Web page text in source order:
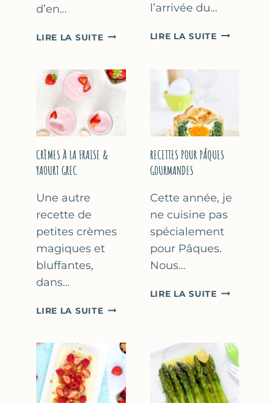
d’en…
LIRE LA SUITEGÂTEAU
FRAISES
l’arrivée du…
LIRE LA SUITEDESSERTS
DES
MÈRES
DES
CRÈMES À LA FRAISE &
YAOURT GREC
Une autre
recette de
petites crèmes
magiques et
bluffantes,
dans…
LIRE LA SUITECRÈMES
FRAISE
YAOURT
GREC
RECETTES POUR PÂQUES
GOURMANDES
Cette année, je
ne cuisine pas
spécialement
pour Pâques.
Nous…
LIRE LA SUITERECETTES